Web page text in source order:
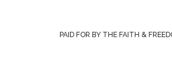
PAID FOR BY THE FAITH &